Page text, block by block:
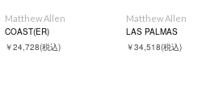
Matthew Allen
COAST(ER)
￥24,728(税込)
Matthew Allen
LAS PALMAS
￥34,518(税込)